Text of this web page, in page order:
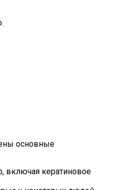
основные
включая кератиновое